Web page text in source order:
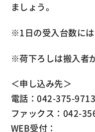
ましょう。
※1日の受入台数には
※荷下ろしは搬入者
＜申し込み先＞
電話：042-375-9713
ファックス：042-
WEB受付：